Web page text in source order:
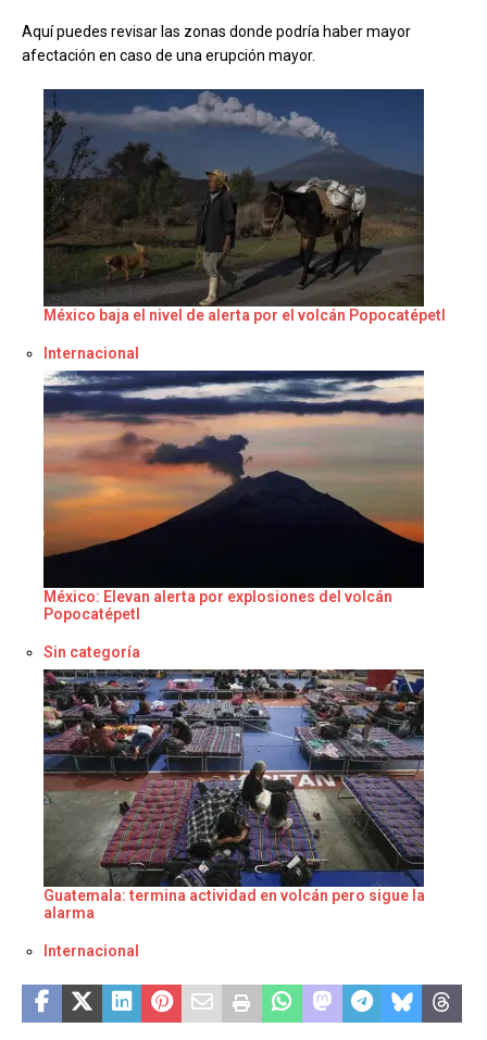
Aquí puedes revisar las zonas donde podría haber mayor
afectación en caso de una erupción mayor.
México baja el nivel de alerta por el volcán Popocatépetl
Respecto a
Internacional
México: Elevan alerta por explosiones del volcán
Popocatépetl
Respecto a
Sin categoría
Guatemala: termina actividad en volcán pero sigue la
alarma
Respecto a
Internacional